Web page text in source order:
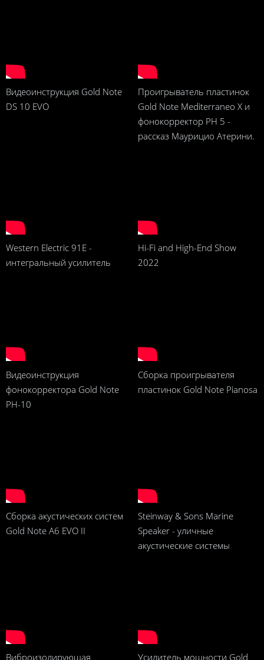
Видеоинструкция Gold Note
DS 10 EVO
Проигрыватель пластинок
Gold Note Mediterraneo X и
фонокорректор PH 5 -
рассказ Маурицио Атерини.
Western Electric 91E -
интегральный усилитель
Hi-Fi and High-End Show
2022
Видеоинструкция
фонокорректора Gold Note
PH-10
Сборка проигрывателя
пластинок Gold Note Pianosa
Сборка акустических систем
Gold Note A6 EVO II
Steinway & Sons Marine
Speaker - уличные
акустические системы
Виброизолирующая
Усилитель мощности Gold